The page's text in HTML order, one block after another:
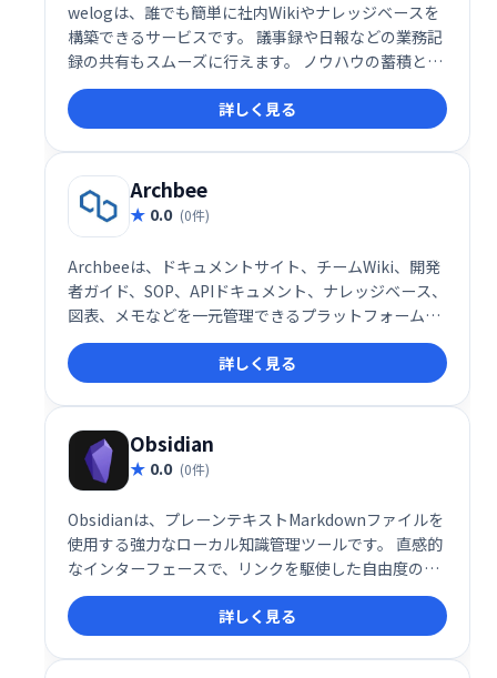
welogは、誰でも簡単に社内Wikiやナレッジベースを
構築できるサービスです。 議事録や日報などの業務記
録の共有もスムーズに行えます。 ノウハウの蓄積と共
有を効率化し、社内全体の生産性向上に貢献します。
簡単に始められるので、まずはお気軽にお試しくださ
い。
詳しく見る
Archbee
0.0 (0件)
Archbeeは、ドキュメントサイト、チームWiki、開発
者ガイド、SOP、APIドキュメント、ナレッジベース、
図表、メモなどを一元管理できるプラットフォームで
す。チームの知識共有を効率化し、情報検索の時間を
短縮、生産性向上に貢献します。 スムーズな情報アク
セスとコラボレーションを実現し、業務の改善を支援
します。
詳しく見る
Obsidian
0.0 (0件)
Obsidianは、プレーンテキストMarkdownファイルを
使用する強力なローカル知識管理ツールです。 直感的
なインターフェースで、リンクを駆使した自由度の高
い情報整理と、独自のナレッジベース構築が可能で
す。 メモ、アイデア、プロジェクト管理など、様々な
用途に対応します。シンプルながらも強力な機能で、
思考の整理と知識の蓄積をサポートします。
詳しく見る